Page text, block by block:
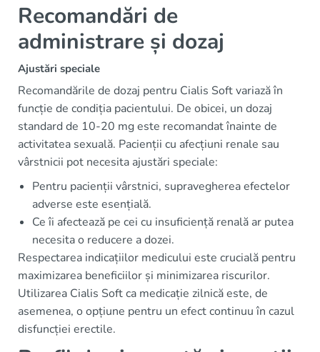
Recomandări de
administrare și dozaj
Ajustări speciale
Recomandările de dozaj pentru Cialis Soft variază în
funcție de condiția pacientului. De obicei, un dozaj
standard de 10-20 mg este recomandat înainte de
activitatea sexuală. Pacienții cu afecțiuni renale sau
vârstnicii pot necesita ajustări speciale:
Pentru pacienții vârstnici, supravegherea efectelor
adverse este esențială.
Ce îi afectează pe cei cu insuficiență renală ar putea
necesita o reducere a dozei.
Respectarea indicațiilor medicului este crucială pentru
maximizarea beneficiilor și minimizarea riscurilor.
Utilizarea Cialis Soft ca medicație zilnică este, de
asemenea, o opțiune pentru un efect continuu în cazul
disfuncției erectile.